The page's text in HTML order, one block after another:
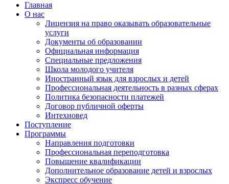
Главная
О нас
Лицензия на право оказывать образовательные
услуги
Документы об образовании
Официальная информация
Специальные предложения
Школа молодого учителя
Иностранный язык для взрослых и детей
Профессиональная деятельность в разных сферах
Политика безопасности платежей
Договор публичной оферты
Интехновед
Поступление
Программы
Направления подготовки
Профессиональная переподготовка
Повышение квалификации
Дополнительное образование детей и взрослых
Экспресс обучение